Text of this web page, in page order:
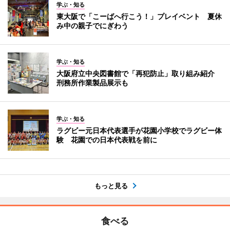
学ぶ・知る
東大阪で「こーばへ行こう！」プレイベント 夏休
み中の親子でにぎわう
学ぶ・知る
大阪府立中央図書館で「再犯防止」取り組み紹介
刑務所作業製品展示も
学ぶ・知る
ラグビー元日本代表選手が花園小学校でラグビー体
験 花園での日本代表戦を前に
もっと見る
食べる